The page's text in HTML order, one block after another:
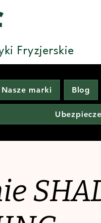
Fryzjerskie
Nasze marki Blog